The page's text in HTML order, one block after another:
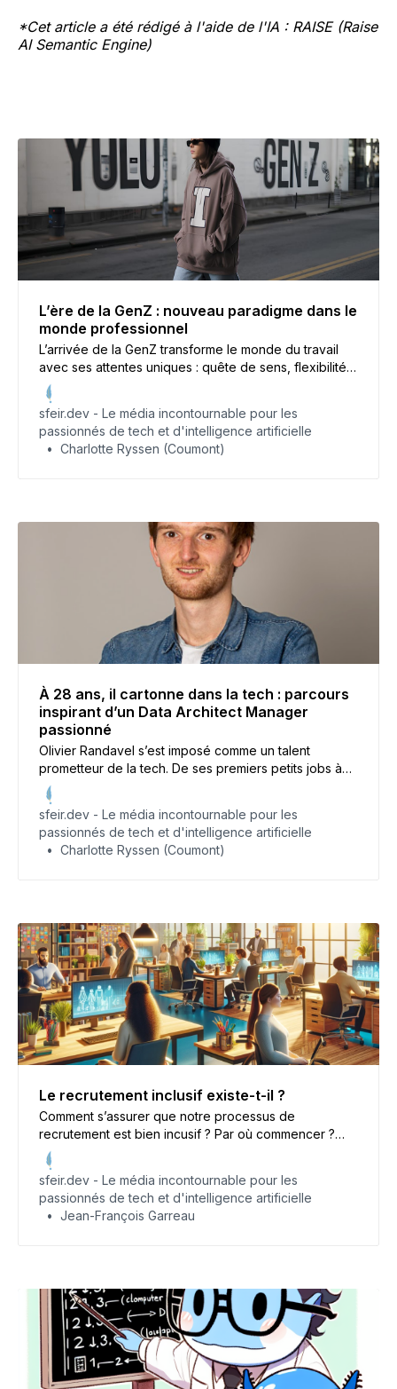
*Cet article a été rédigé à l'aide de l'IA : RAISE (Raise
AI Semantic Engine)
L’ère de la GenZ : nouveau paradigme dans le
monde professionnel
L’arrivée de la GenZ transforme le monde du travail
avec ses attentes uniques : quête de sens, flexibilité
et innovation. Face à ce nouveau regard, les
entreprises doivent adapter leurs priorités pour attirer
et fidéliser ces talents. Décryptage.
sfeir.dev - Le média incontournable pour les
passionnés de tech et d'intelligence artificielle
Charlotte Ryssen (Coumont)
À 28 ans, il cartonne dans la tech : parcours
inspirant d’un Data Architect Manager
passionné
Olivier Randavel s’est imposé comme un talent
prometteur de la tech. De ses premiers petits jobs à
son rôle de Data Architect Manager, découvrez
comment sa curiosité et sa soif d’innovation l’ont
propulsé vers une brillante carrière. Un parcours
inspirant de la GenZ à ne pas manquer !
sfeir.dev - Le média incontournable pour les
passionnés de tech et d'intelligence artificielle
Charlotte Ryssen (Coumont)
Le recrutement inclusif existe-t-il ?
Comment s’assurer que notre processus de
recrutement est bien incusif ? Par où commencer ?
Cet article fait un tour d’horizon des bonnes pratiques
et réflexions que l’on doit avoir quand on souhaite
aborder cette problématique.
sfeir.dev - Le média incontournable pour les
passionnés de tech et d'intelligence artificielle
Jean-François Garreau